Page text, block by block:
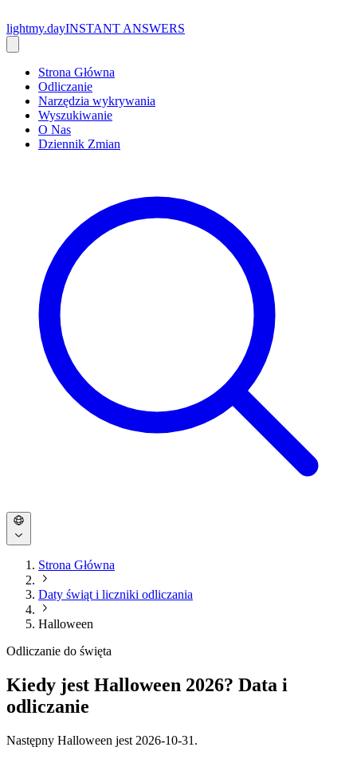
lightmy.dayINSTANT ANSWERS
Strona Główna
Odliczanie
Narzędzia wykrywania
Wyszukiwanie
O Nas
Dziennik Zmian
Strona Główna
Daty świąt i liczniki odliczania
Halloween
Odliczanie do święta
Kiedy jest Halloween 2026? Data i
odliczanie
Następny Halloween jest 2026-10-31.